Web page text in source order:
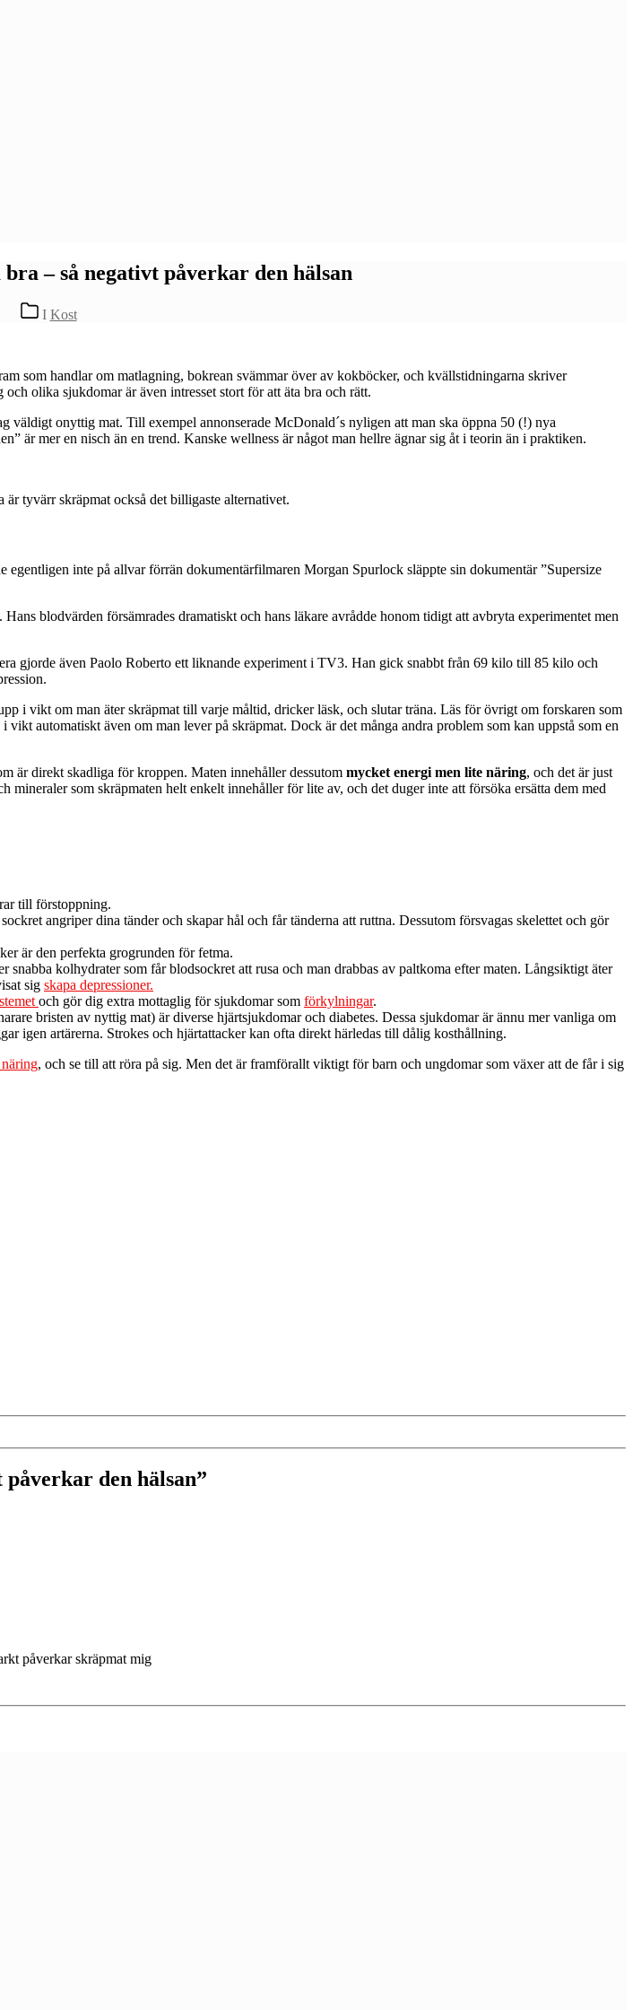
– så negativt påverkar den hälsan
Kategorier
I Kost
som handlar om matlagning, bokrean svämmar över av kokböcker, och kvällstidningarna skriver
olika sjukdomar är även intresset stort för att äta bra och rätt.
väldigt onyttig mat. Till exempel annonserade McDonald´s nyligen att man ska öppna 50 (!) nya
är mer en nisch än en trend. Kanske wellness är något man hellre ägnar sig åt i teorin än i praktiken.
tyvärr skräpmat också det billigaste alternativet.
egentligen inte på allvar förrän dokumentärfilmaren Morgan Spurlock släppte sin dokumentär ”Supersize
blodvärden försämrades dramatiskt och hans läkare avrådde honom tidigt att avbryta experimentet men
gjorde även Paolo Roberto ett liknande experiment i TV3. Han gick snabbt från 69 kilo till 85 kilo och
i vikt om man äter skräpmat till varje måltid, dricker läsk, och slutar träna. Läs för övrigt om forskaren som
automatiskt även om man lever på skräpmat. Dock är det många andra problem som kan uppstå som en
är direkt skadliga för kroppen. Maten innehåller dessutom mycket energi men lite näring, och det är just
som skräpmaten helt enkelt innehåller för lite av, och det duger inte att försöka ersätta dem med
till förstoppning.
angriper dina tänder och skapar hål och får tänderna att ruttna. Dessutom försvagas skelettet och gör
är den perfekta grogrunden för fetma.
kolhydrater som får blodsockret att rusa och man drabbas av paltkoma efter maten. Långsiktigt äter
sig skapa depressioner.
och gör dig extra mottaglig för sjukdomar som förkylningar.
bristen av nyttig mat) är diverse hjärtsjukdomar och diabetes. Dessa sjukdomar är ännu mer vanliga om
igen artärerna. Strokes och hjärtattacker kan ofta direkt härledas till dålig kosthållning.
, och se till att röra på sig. Men det är framförallt viktigt för barn och ungdomar som växer att de får i sig
den hälsan”
påverkar skräpmat mig